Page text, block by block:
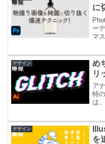
に
ー
マ
デザイン
め
リ
ア
特
は
加
解
デザイン
を